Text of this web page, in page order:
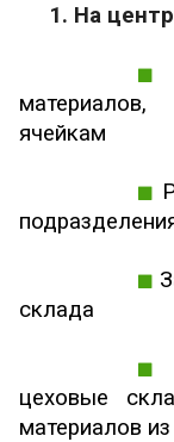
1. На
ячейкам
склада
цеховые
материалов